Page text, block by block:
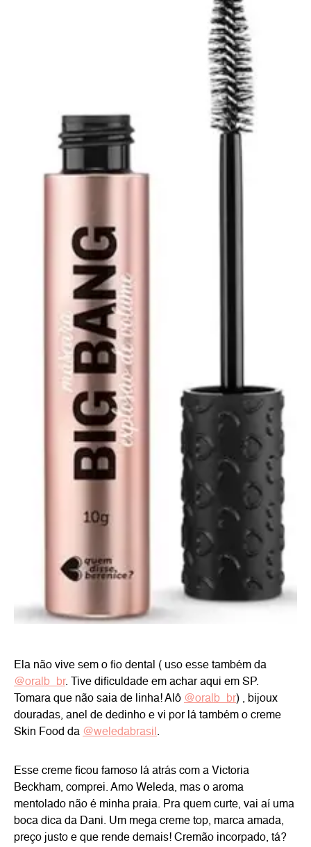
Ela não vive sem o fio dental ( uso esse também da
@oralb_br. Tive dificuldade em achar aqui em SP.
Tomara que não saia de linha! Alô @oralb_br) , bijoux
douradas, anel de dedinho e vi por lá também o creme
Skin Food da @weledabrasil.
Esse creme ficou famoso lá atrás com a Victoria
Beckham, comprei. Amo Weleda, mas o aroma
mentolado não é minha praia. Pra quem curte, vai aí uma
boca dica da Dani. Um mega creme top, marca amada,
preço justo e que rende demais! Cremão incorpado, tá?